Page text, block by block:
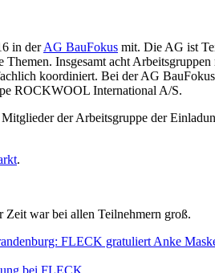
in derAG BauFokus mit. Die AG ist
Insgesamt acht
koordiniert. Bei der AG
ROCKWOOL International A/S.
der Arbeitsgruppe der
.
Zeit war bei allen Teilnehmern groß.
FLECK gratuliert Anke
bei FLECK